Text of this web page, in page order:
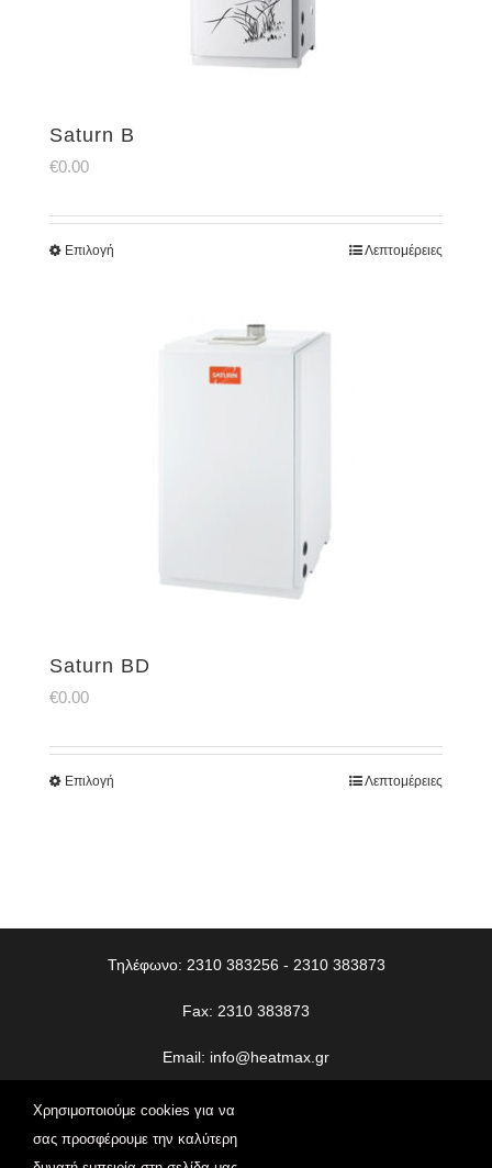
Saturn B
€0.00
Επιλογή Λεπτομέρειες
Saturn BD
€0.00
Επιλογή Λεπτομέρειες
Τηλέφωνο: 2310 383256 - 2310 383873
Fax: 2310 383873
Email: info@heatmax.gr
© Copyright
2026 | Heatmax | All Rights Reserved | Web
DesignVdesigns.gr
Χρησιμοποιούμε cookies για να
σας προσφέρουμε την καλύτερη